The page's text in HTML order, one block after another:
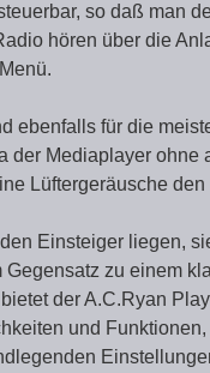
so daß man
hören über die
ebenfalls für die
der Mediaplayer ohne
Lüftergeräusche
Einsteiger liegen,
Gegensatz zu einem
bietet der A.C.Ryan
und